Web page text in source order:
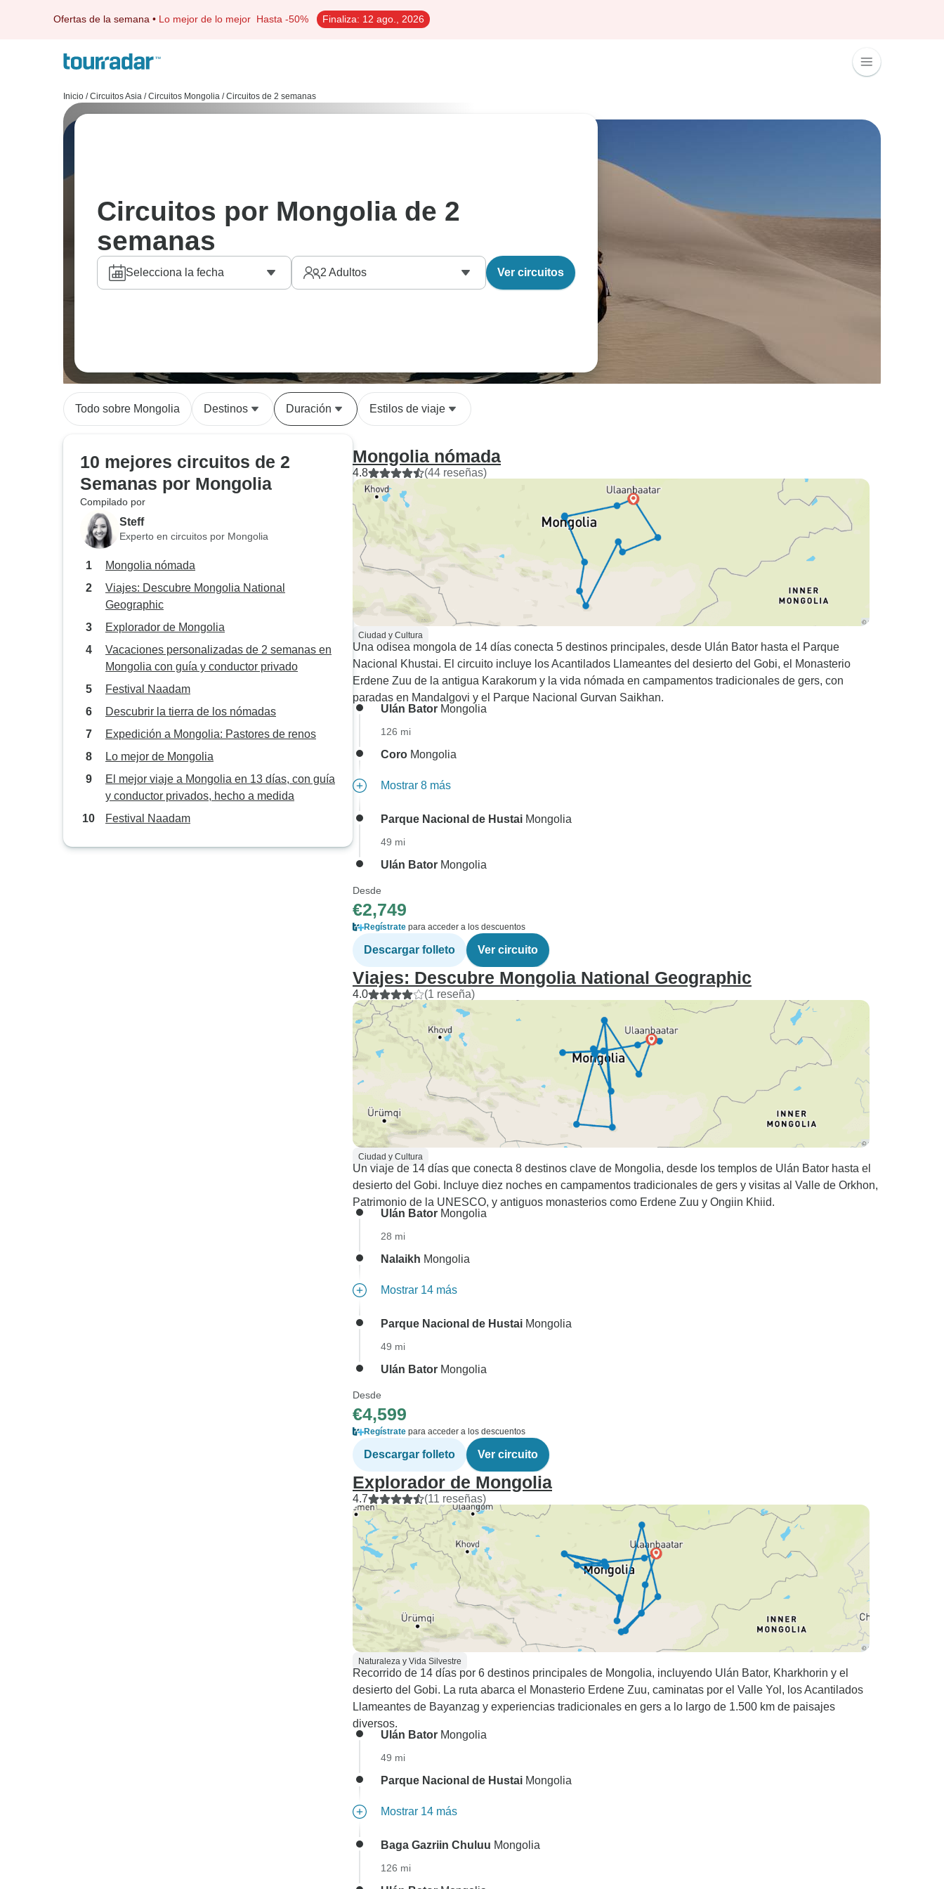
Ofertas de la semana • Lo mejor de lo mejor Hasta -50% Finaliza: 12 ago., 2026
Inicio / Circuitos Asia / Circuitos Mongolia / Circuitos de 2 semanas
Circuitos por Mongolia de 2
semanas
Selecciona la fecha 2 Adultos Ver circuitos
Todo sobre Mongolia Destinos Duración Estilos de viaje
10 mejores circuitos de 2
Semanas por Mongolia
Compilado por
Steff
Experto en circuitos por Mongolia
Mongolia nómada
Viajes: Descubre Mongolia National
Geographic
Explorador de Mongolia
Vacaciones personalizadas de 2 semanas en
Mongolia con guía y conductor privado
Festival Naadam
Descubrir la tierra de los nómadas
Expedición a Mongolia: Pastores de renos
Lo mejor de Mongolia
El mejor viaje a Mongolia en 13 días, con guía
y conductor privados, hecho a medida
Festival Naadam
Mongolia nómada
4.8 (44 reseñas)
Ciudad y Cultura
Una odisea mongola de 14 días conecta 5 destinos principales, desde Ulán Bator hasta el Parque
Nacional Khustai. El circuito incluye los Acantilados Llameantes del desierto del Gobi, el Monasterio
Erdene Zuu de la antigua Karakorum y la vida nómada en campamentos tradicionales de gers, con
paradas en Mandalgovi y el Parque Nacional Gurvan Saikhan.
Ulán Bator Mongolia
126 mi
Coro Mongolia
Mostrar 8 más
Parque Nacional de Hustai Mongolia
49 mi
Ulán Bator Mongolia
Desde
€2,749
Regístrate para acceder a los descuentos
Descargar folleto Ver circuito
Viajes: Descubre Mongolia National Geographic
4.0 (1 reseña)
Ciudad y Cultura
Un viaje de 14 días que conecta 8 destinos clave de Mongolia, desde los templos de Ulán Bator hasta el
desierto del Gobi. Incluye diez noches en campamentos tradicionales de gers y visitas al Valle de Orkhon,
Patrimonio de la UNESCO, y antiguos monasterios como Erdene Zuu y Ongiin Khiid.
Ulán Bator Mongolia
28 mi
Nalaikh Mongolia
Mostrar 14 más
Parque Nacional de Hustai Mongolia
49 mi
Ulán Bator Mongolia
Desde
€4,599
Regístrate para acceder a los descuentos
Descargar folleto Ver circuito
Explorador de Mongolia
4.7 (11 reseñas)
Naturaleza y Vida Silvestre
Recorrido de 14 días por 6 destinos principales de Mongolia, incluyendo Ulán Bator, Kharkhorin y el
desierto del Gobi. La ruta abarca el Monasterio Erdene Zuu, caminatas por el Valle Yol, los Acantilados
Llameantes de Bayanzag y experiencias tradicionales en gers a lo largo de 1.500 km de paisajes
diversos.
Ulán Bator Mongolia
49 mi
Parque Nacional de Hustai Mongolia
Mostrar 14 más
Baga Gazriin Chuluu Mongolia
126 mi